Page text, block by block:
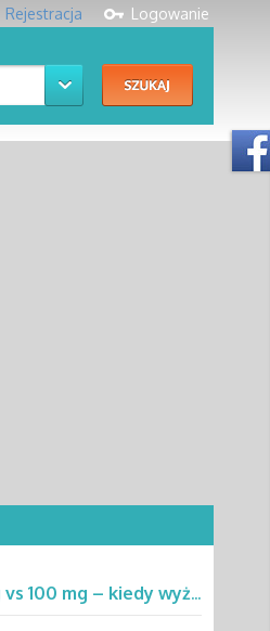
Logowanie
Rejestracja
Buprenorfina 300 mg vs 100 mg – kiedy wyższa dawka ma przewagę? Sprawdź!